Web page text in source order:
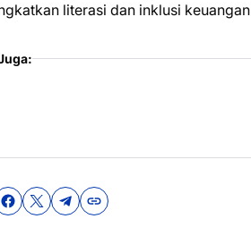
literasi dan inklusi